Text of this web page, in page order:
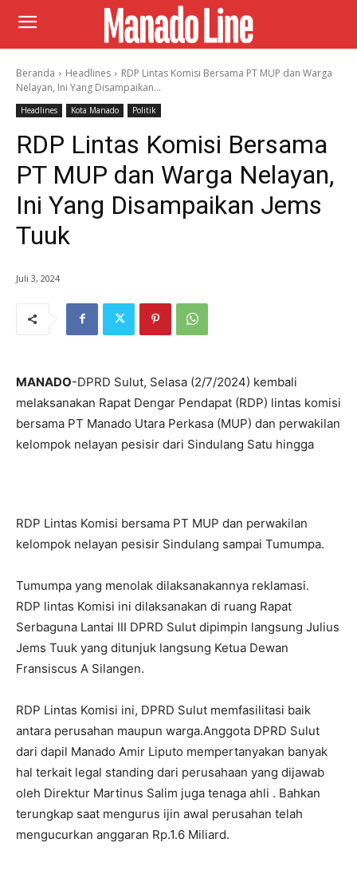
Beranda Headlines
RDP Lintas Komisi Bersama PT MUP dan Warga
Nelayan, Ini Yang Disampaikan...
Headlines Kota Manado Politik
RDP Lintas Komisi Bersama
PT MUP dan Warga Nelayan,
Ini Yang Disampaikan Jems
Tuuk
Juli 3, 2024
MANADO-DPRD Sulut, Selasa (2/7/2024) kembali
melaksanakan Rapat Dengar Pendapat (RDP) lintas komisi
bersama PT Manado Utara Perkasa (MUP) dan perwakilan
kelompok nelayan pesisir dari Sindulang Satu hingga
RDP Lintas Komisi bersama PT MUP dan perwakilan
kelompok nelayan pesisir Sindulang sampai Tumumpa.
Tumumpa yang menolak dilaksanakannya reklamasi.
RDP lintas Komisi ini dilaksanakan di ruang Rapat
Serbaguna Lantai III DPRD Sulut dipimpin langsung Julius
Jems Tuuk yang ditunjuk langsung Ketua Dewan
Fransiscus A Silangen.
RDP Lintas Komisi ini, DPRD Sulut memfasilitasi baik
antara perusahan maupun warga.Anggota DPRD Sulut
dari dapil Manado Amir Liputo mempertanyakan banyak
hal terkait legal standing dari perusahaan yang dijawab
oleh Direktur Martinus Salim juga tenaga ahli . Bahkan
terungkap saat mengurus ijin awal perusahan telah
mengucurkan anggaran Rp.1.6 Miliard.